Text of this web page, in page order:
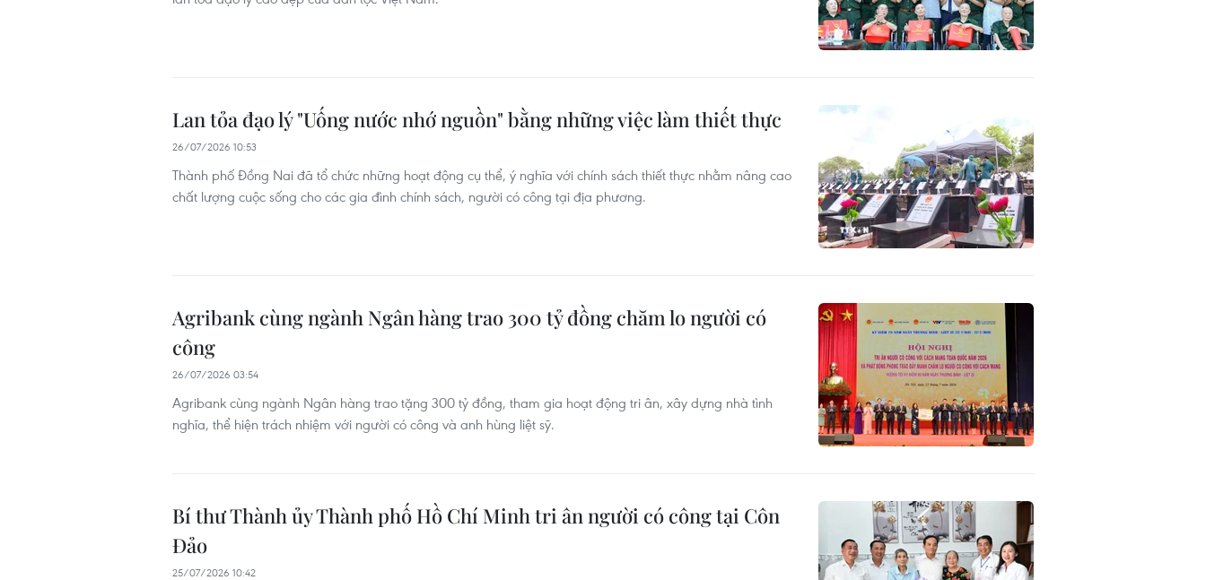
Lan tỏa đạo lý "Uống nước nhớ nguồn" bằng những việc làm thiết thực
26/07/2026 10:53
Thành phố Đồng Nai đã tổ chức những hoạt động cụ thể, ý nghĩa với chính sách thiết thực nhằm nâng cao
chất lượng cuộc sống cho các gia đình chính sách, người có công tại địa phương.
Agribank cùng ngành Ngân hàng trao 300 tỷ đồng chăm lo người có
công
26/07/2026 03:54
Agribank cùng ngành Ngân hàng trao tặng 300 tỷ đồng, tham gia hoạt động tri ân, xây dựng nhà tình
nghĩa, thể hiện trách nhiệm với người có công và anh hùng liệt sỹ.
Bí thư Thành ủy Thành phố Hồ Chí Minh tri ân người có công tại Côn
Đảo
25/07/2026 10:42